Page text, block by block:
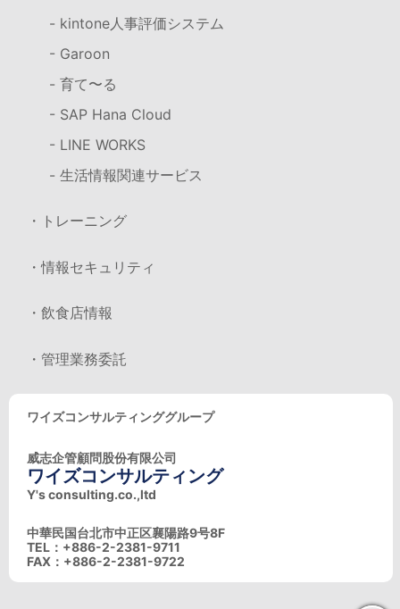
- kintone人事評価システム
- Garoon
- 育て〜る
- SAP Hana Cloud
- LINE WORKS
- 生活情報関連サービス
・トレーニング
・情報セキュリティ
・飲食店情報
・管理業務委託
ワイズコンサルティンググループ
威志企管顧問股份有限公司
ワイズコンサルティング
Y's consulting.co.,ltd
中華民国台北市中正区襄陽路9号8F
TEL：+886-2-2381-9711
FAX：+886-2-2381-9722